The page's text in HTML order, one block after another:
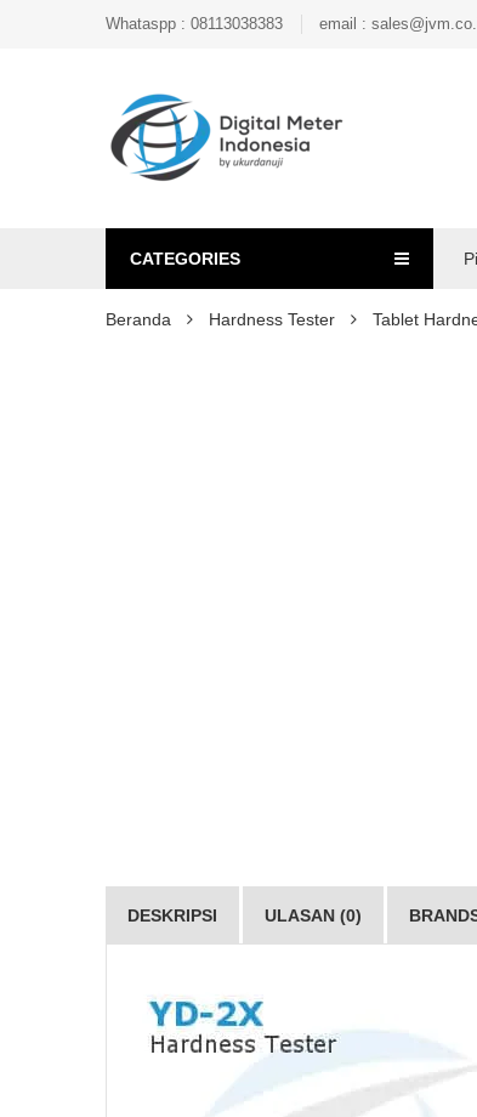
Whataspp : 08113038383 email :
CATEGORIES
Beranda Hardness Tester Tablet
DESKRIPSI ULASAN (0)